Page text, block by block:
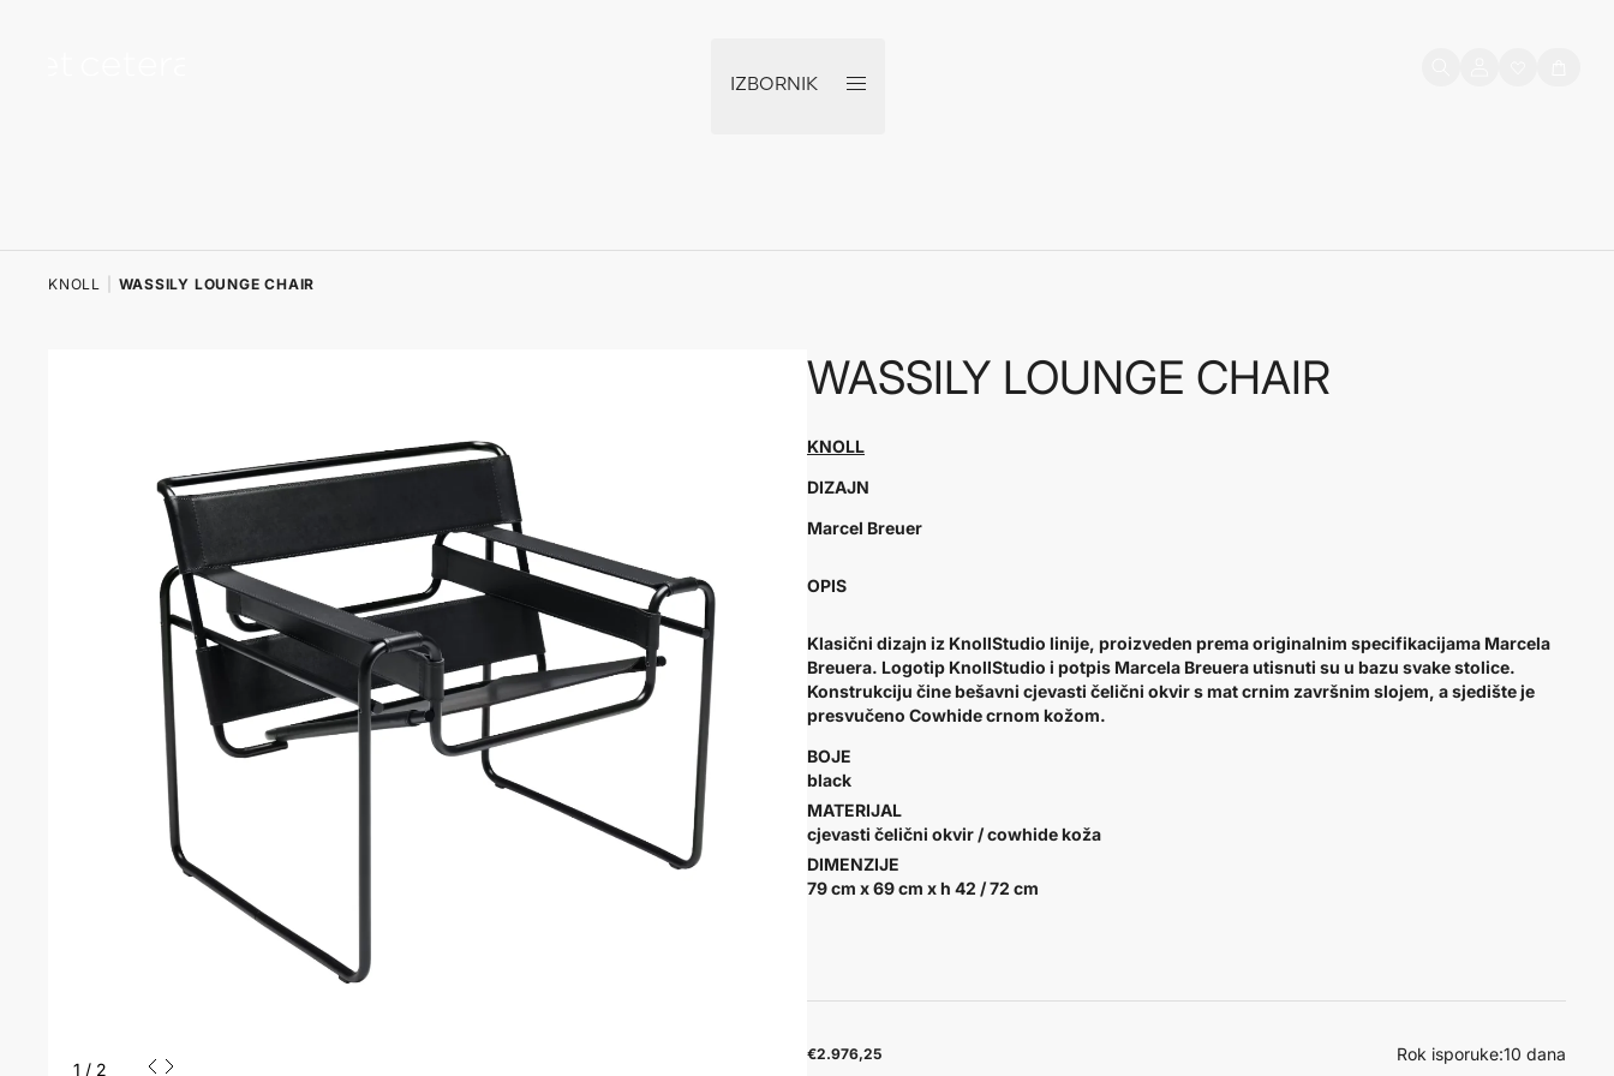
IZBORNIK
KNOLL WASSILY LOUNGE CHAIR
1 / 2
WASSILY LOUNGE CHAIR
KNOLL
DIZAJN
Marcel Breuer
OPIS
Klasični dizajn iz KnollStudio linije, proizveden prema originalnim specifikacijama Marcela
Breuera. Logotip KnollStudio i potpis Marcela Breuera utisnuti su u bazu svake stolice.
Konstrukciju čine bešavni cjevasti čelični okvir s mat crnim završnim slojem, a sjedište je
presvučeno Cowhide crnom kožom.
BOJE
black
MATERIJAL
cjevasti čelični okvir / cowhide koža
DIMENZIJE
79 cm x 69 cm x h 42 / 72 cm
€2.976,25 Rok isporuke:10 dana